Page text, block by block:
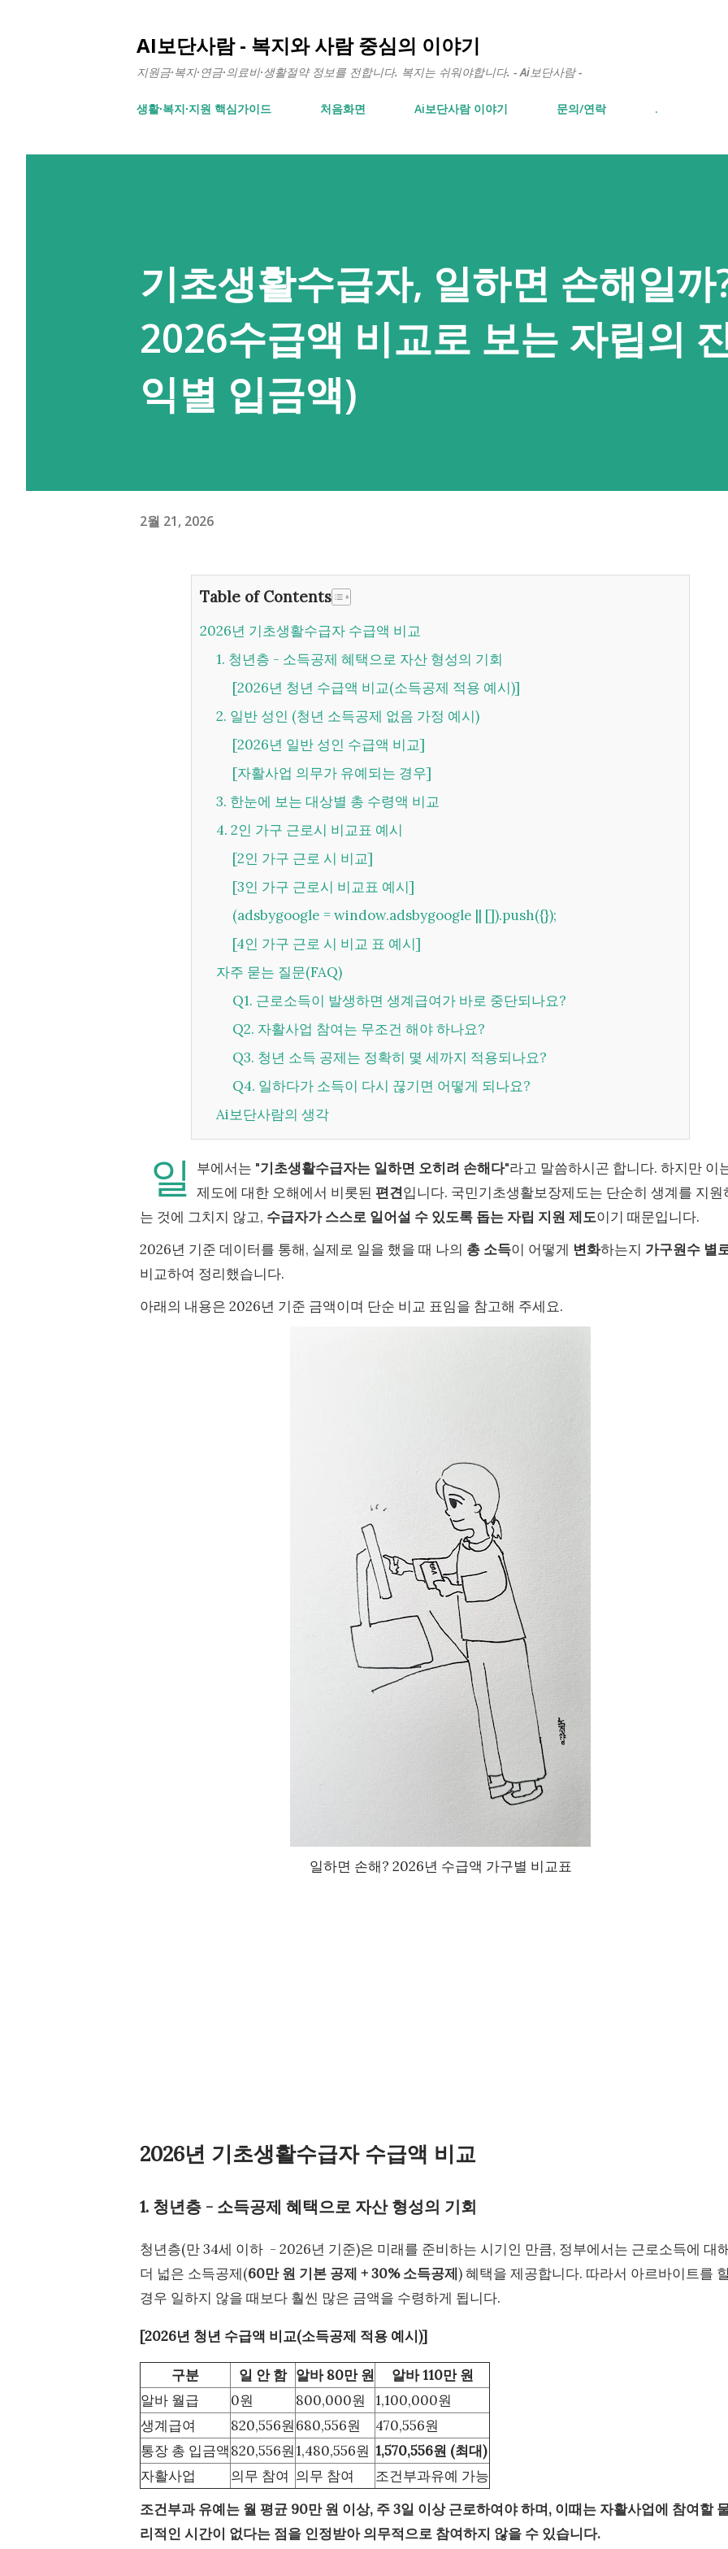
AI보단사람 - 복지와 사람 중심의 이야기
지원금·복지·연금·의료비·생활절약 정보를 전합니다. 복지는 쉬워야합니다. - Ai보단사람 -
생활∙복지∙지원 핵심가이드 처음화면 Ai보단사람 이야기 문의/연락 .
기초생활수급자, 일하면 손해일까
2026수급액 비교로 보는 자립의
익별 입금액)
2월 21, 2026
Table of Contents
2026년 기초생활수급자 수급액 비교
1. 청년층 - 소득공제 혜택으로 자산 형성의 기회
[2026년 청년 수급액 비교(소득공제 적용 예시)]
2. 일반 성인 (청년 소득공제 없음 가정 예시)
[2026년 일반 성인 수급액 비교]
[자활사업 의무가 유예되는 경우]
3. 한눈에 보는 대상별 총 수령액 비교
4. 2인 가구 근로시 비교표 예시
[2인 가구 근로 시 비교]
[3인 가구 근로시 비교표 예시]
(adsbygoogle = window.adsbygoogle || []).push({});
[4인 가구 근로 시 비교 표 예시]
자주 묻는 질문(FAQ)
Q1. 근로소득이 발생하면 생계급여가 바로 중단되나요?
Q2. 자활사업 참여는 무조건 해야 하나요?
Q3. 청년 소득 공제는 정확히 몇 세까지 적용되나요?
Q4. 일하다가 소득이 다시 끊기면 어떻게 되나요?
Ai보단사람의 생각
일 부에서는 "기초생활수급자는 일하면 오히려 손해다"라고 말씀하시곤 합니다. 하지만 이
제도에 대한 오해에서 비롯된 편견입니다. 국민기초생활보장제도는 단순히 생계를 지원
는 것에 그치지 않고, 수급자가 스스로 일어설 수 있도록 돕는 자립 지원 제도이기 때문입니다.
2026년 기준 데이터를 통해, 실제로 일을 했을 때 나의 총 소득이 어떻게 변화하는지 가구원수 별
비교하여 정리했습니다.
아래의 내용은 2026년 기준 금액이며 단순 비교 표임을 참고해 주세요.
일하면 손해? 2026년 수급액 가구별 비교표
2026년 기초생활수급자 수급액 비교
1. 청년층 - 소득공제 혜택으로 자산 형성의 기회
청년층(만 34세 이하 - 2026년 기준)은 미래를 준비하는 시기인 만큼, 정부에서는 근로소득에 대
더 넓은 소득공제(60만 원 기본 공제 + 30% 소득공제) 혜택을 제공합니다. 따라서 아르바이트를
경우 일하지 않을 때보다 훨씬 많은 금액을 수령하게 됩니다.
[2026년 청년 수급액 비교(소득공제 적용 예시)]
구분 일 안 함 알바 80만 원
알바 110만 원
알바 월급
0원 800,000원
1,100,000원
생계급여
820,556원680,556원
470,556원
통장 총 입금액820,556원1,480,556원 1,570,556원 (최대)
자활사업
의무 참여 의무 참여
조건부과유예 가능
조건부과 유예는 월 평균 90만 원 이상, 주 3일 이상 근로하여야 하며, 이때는 자활사업에 참여할
리적인 시간이 없다는 점을 인정받아 의무적으로 참여하지 않을 수 있습니다.